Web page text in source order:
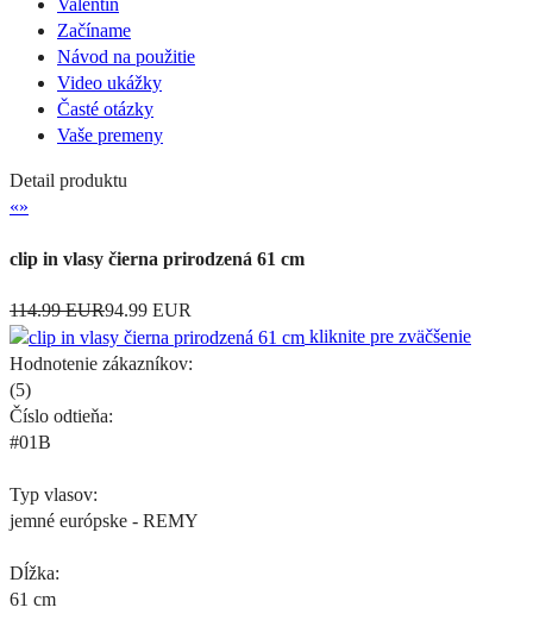
Valentín
Začíname
Návod na použitie
Video ukážky
Časté otázky
Vaše premeny
Detail produktu
«»
clip in vlasy čierna prirodzená 61 cm
114.99 EUR94.99 EUR
kliknite pre zväčšenie
Hodnotenie zákazníkov:
(5)
Číslo odtieňa:
#01B
Typ vlasov:
jemné európske - REMY
Dĺžka:
61 cm